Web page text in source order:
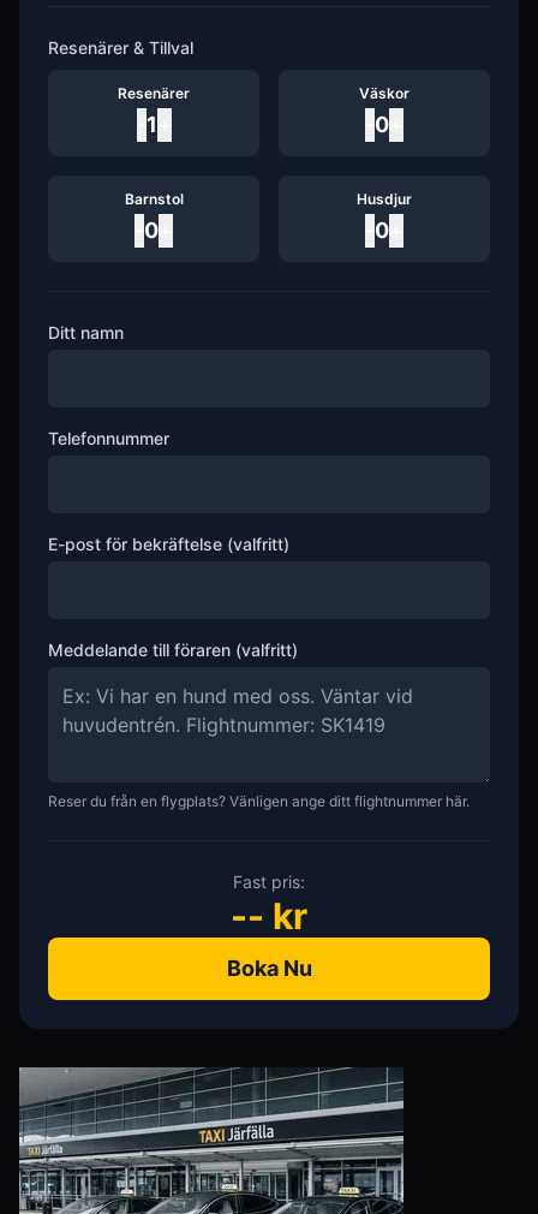
Resenärer & Tillval
Resenärer
1
Väskor
0
Barnstol
0
Husdjur
0
Ditt namn
Telefonnummer
E-post för bekräftelse (valfritt)
Meddelande till föraren (valfritt)
Reser du från en flygplats? Vänligen ange ditt flightnummer här.
Fast pris:
-- kr
Boka Nu